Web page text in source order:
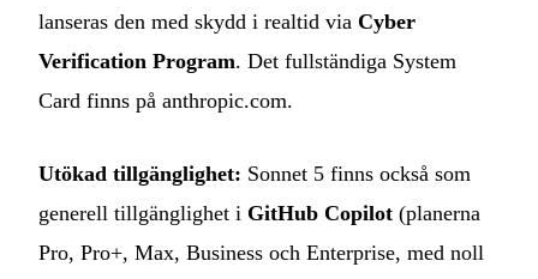
lanseras den med skydd i realtid via Cyber
Verification Program. Det fullständiga System
Card finns på anthropic.com.
Utökad tillgänglighet: Sonnet 5 finns också som
generell tillgänglighet i GitHub Copilot (planerna
Pro, Pro+, Max, Business och Enterprise, med noll